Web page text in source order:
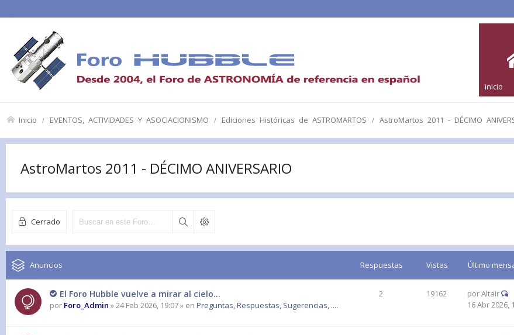
inicio
Inicio EVENTOS, ACTIVIDADES Y ASOCIACIONISMO Ediciones Históricas de ASTROMARTOS AstroMartos 2011 - DÉCIMO
AstroMartos 2011 - DÉCIMO ANIVERSARIO
Cerrado
Anuncios Respuestas Vistas Último
El Foro Hubble vuelve a mirar al cielo...
por Foro_Admin » 24 Feb 2026, 19:07 » en Preguntas, Respuestas, Sugerencias, ....
2 19162 porAltair
16 Abr 2026,